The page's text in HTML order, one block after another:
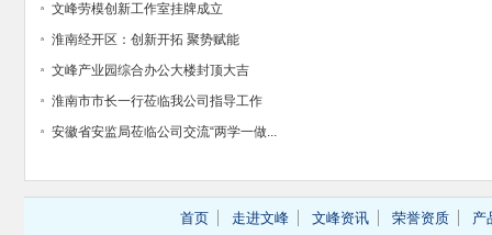
文峰劳模创新工作室挂牌成立
淮南经开区：创新开拓 聚势赋能
文峰产业园综合办公大楼封顶大吉
淮南市市长一行莅临我公司指导工作
安徽省安监局莅临公司交流“两学一做...
首页 走进文峰 文峰资讯 荣誉资质 产